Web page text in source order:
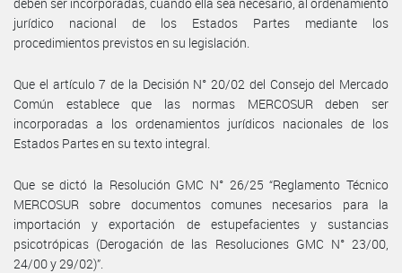
jurídico nacional de los Estados Partes mediante los
procedimientos previstos en su legislación.
Que el artículo 7 de la Decisión N° 20/02 del Consejo del Mercado
Común establece que las normas MERCOSUR deben ser
incorporadas a los ordenamientos jurídicos nacionales de los
Estados Partes en su texto integral.
Que se dictó la Resolución GMC N° 26/25 “Reglamento Técnico
MERCOSUR sobre documentos comunes necesarios para la
importación y exportación de estupefacientes y sustancias
psicotrópicas (Derogación de las Resoluciones GMC N° 23/00,
24/00 y 29/02)”.